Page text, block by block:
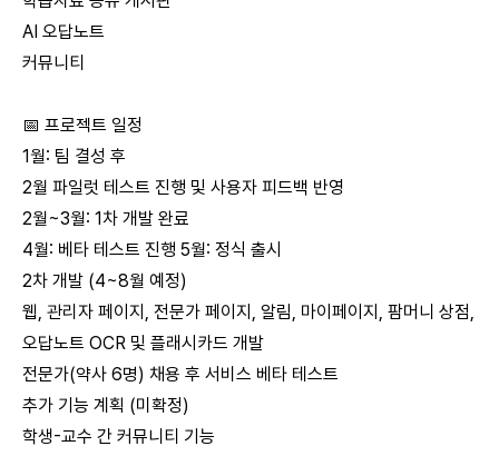
AI 오답노트
커뮤니티
📅 프로젝트 일정
1월: 팀 결성 후
2월 파일럿 테스트 진행 및 사용자 피드백 반영
2월~3월: 1차 개발 완료
4월: 베타 테스트 진행 5월: 정식 출시
2차 개발 (4~8월 예정)
웹, 관리자 페이지, 전문가 페이지, 알림, 마이페이지, 팜머니 상점,
오답노트 OCR 및 플래시카드 개발
전문가(약사 6명) 채용 후 서비스 베타 테스트
추가 기능 계획 (미확정)
학생-교수 간 커뮤니티 기능